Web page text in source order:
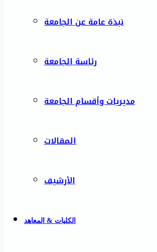
نبذة عامة عن الجامعة
رئاسة الجامعة
مديريات وأقسام الجامعة
المقالات
الأرشيف
الكليات & المعاهد